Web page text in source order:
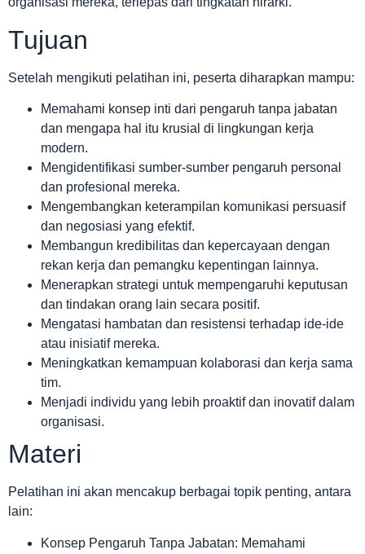
Tujuan
Setelah mengikuti pelatihan ini, peserta diharapkan mampu:
Memahami konsep inti dari pengaruh tanpa jabatan
dan mengapa hal itu krusial di lingkungan kerja
modern.
Mengidentifikasi sumber-sumber pengaruh personal
dan profesional mereka.
Mengembangkan keterampilan komunikasi persuasif
dan negosiasi yang efektif.
Membangun kredibilitas dan kepercayaan dengan
rekan kerja dan pemangku kepentingan lainnya.
Menerapkan strategi untuk mempengaruhi keputusan
dan tindakan orang lain secara positif.
Mengatasi hambatan dan resistensi terhadap ide-ide
atau inisiatif mereka.
Meningkatkan kemampuan kolaborasi dan kerja sama
tim.
Menjadi individu yang lebih proaktif dan inovatif dalam
organisasi.
Materi
Pelatihan ini akan mencakup berbagai topik penting, antara
lain:
Konsep Pengaruh Tanpa Jabatan: Memahami